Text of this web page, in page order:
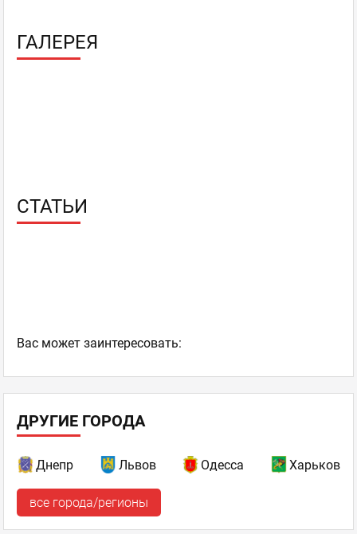
ГАЛЕРЕЯ
СТАТЬИ
Ваc может заинтересовать:
ДРУГИЕ ГОРОДА
Днепр Львов Одесса Харьков
все города/регионы